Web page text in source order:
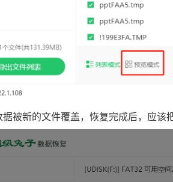
据被新的文件覆盖，恢复完成后，应该